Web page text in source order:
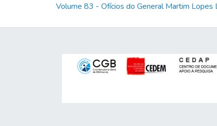
Volume 83 - Ofícios do General Martim